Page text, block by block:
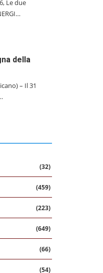
Le due
della
– Il 31
(32)
(459)
(223)
(649)
(66)
(54)